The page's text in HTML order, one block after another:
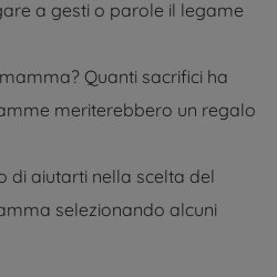
a gesti o parole il legame
Quanti sacrifici ha
meriterebbero un regalo
di aiutarti nella scelta del
selezionando alcuni